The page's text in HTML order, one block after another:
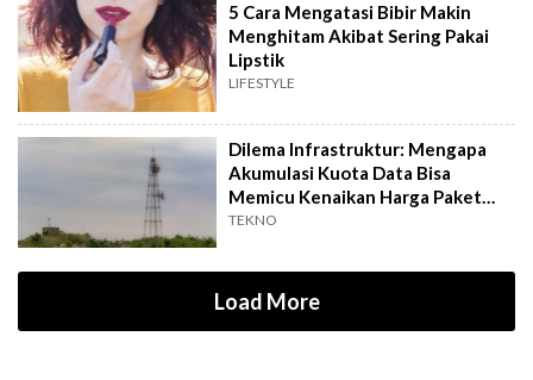
5 Cara Mengatasi Bibir Makin
Menghitam Akibat Sering Pakai
Lipstik
LIFESTYLE
Dilema Infrastruktur: Mengapa
Akumulasi Kuota Data Bisa
Memicu Kenaikan Harga Paket
Internet?
TEKNO
Load More